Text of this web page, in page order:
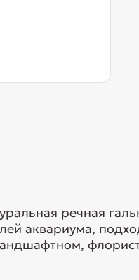
речная
аквариума,